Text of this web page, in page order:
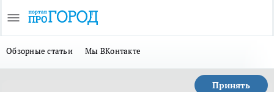
Обзорные статьи Мы ВКонтакте
Принять